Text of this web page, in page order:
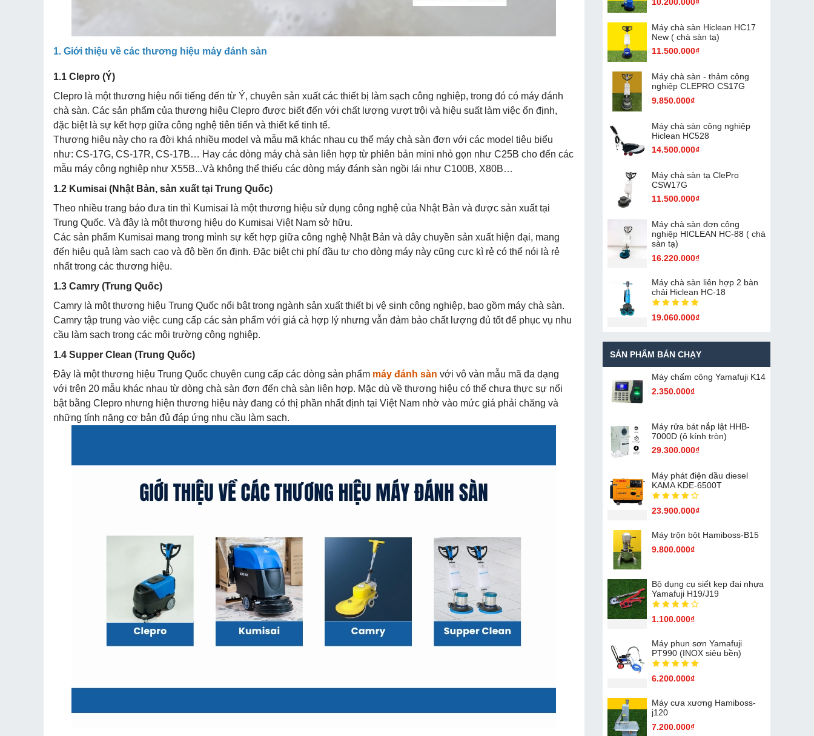
1. Giới thiệu về các thương hiệu máy đánh sàn
1.1 Clepro (Ý)
Clepro là một thương hiệu nổi tiếng đến từ Ý, chuyên sản xuất các thiết bị làm sạch công nghiệp, trong đó có máy đánh
chà sàn. Các sản phẩm của thương hiệu Clepro được biết đến với chất lượng vượt trội và hiệu suất làm việc ổn định,
đặc biệt là sự kết hợp giữa công nghệ tiên tiến và thiết kế tinh tế.
Thương hiệu này cho ra đời khá nhiều model và mẫu mã khác nhau cụ thể máy chà sàn đơn với các model tiêu biểu
như: CS-17G, CS-17R, CS-17B… Hay các dòng máy chà sàn liên hợp từ phiên bản mini nhỏ gọn như C25B cho đến các
mẫu máy công nghiệp như X55B...Và không thể thiếu các dòng máy đánh sàn ngồi lái như C100B, X80B…
1.2 Kumisai (Nhật Bản, sản xuất tại Trung Quốc)
Theo nhiều trang báo đưa tin thì Kumisai là một thương hiệu sử dụng công nghệ của Nhật Bản và được sản xuất tại
Trung Quốc. Và đây là một thương hiệu do Kumisai Việt Nam sở hữu.
Các sản phẩm Kumisai mang trong mình sự kết hợp giữa công nghệ Nhật Bản và dây chuyền sản xuất hiện đại, mang
đến hiệu quả làm sạch cao và độ bền ổn định. Đặc biệt chi phí đầu tư cho dòng máy này cũng cực kì rẻ có thể nói là rẻ
nhất trong các thương hiệu.
1.3 Camry (Trung Quốc)
Camry là một thương hiệu Trung Quốc nổi bật trong ngành sản xuất thiết bị vệ sinh công nghiệp, bao gồm máy chà sàn.
Camry tập trung vào việc cung cấp các sản phẩm với giá cả hợp lý nhưng vẫn đảm bảo chất lượng đủ tốt để phục vụ nhu
cầu làm sạch trong các môi trường công nghiệp.
1.4 Supper Clean (Trung Quốc)
Đây là một thương hiệu Trung Quốc chuyên cung cấp các dòng sản phẩm máy đánh sàn với vô vàn mẫu mã đa dạng
với trên 20 mẫu khác nhau từ dòng chà sàn đơn đến chà sàn liên hợp. Mặc dù về thương hiệu có thể chưa thực sự nổi
bật bằng Clepro nhưng hiện thương hiệu này đang có thị phần nhất định tại Việt Nam nhờ vào mức giá phải chăng và
những tính năng cơ bản đủ đáp ứng nhu cầu làm sạch.
Máy chà sàn Hiclean HC17
New ( chà sàn tạ)
11.500.000₫
Máy chà sàn - thảm công
nghiệp CLEPRO CS17G
9.850.000₫
Máy chà sàn công nghiệp
Hiclean HC528
14.500.000₫
Máy chà sàn tạ ClePro
CSW17G
11.500.000₫
Máy chà sàn đơn công
nghiệp HICLEAN HC-88 ( chà
sàn tạ)
16.220.000₫
Máy chà sàn liên hợp 2 bàn
chải Hiclean HC-18
19.060.000₫
SẢN PHẨM BÁN CHẠY
Máy chấm cô​ng Yamafuji K14
2.350.000₫
Máy rửa bát nắp lật HHB-
7000D (ô kính tròn)
29.300.000₫
Máy phát điện dầu diesel
KAMA KDE-6500T
23.900.000₫
Máy trộn bột Hamiboss-B15
9.800.000₫
Bộ dụng cụ siết kẹp đai nhựa
Yamafuji H19/J19
1.100.000₫
Máy phun sơn Yamafuji
PT990 (INOX siêu bền)
6.200.000₫
Máy cưa xương Hamiboss-
j120
7.200.000₫